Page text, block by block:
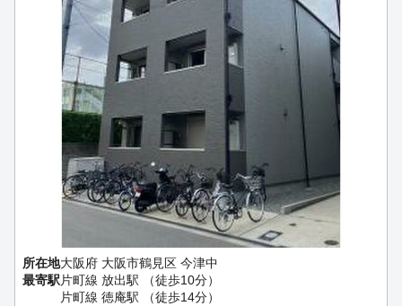
所在地大阪府 大阪市鶴見区 今津中
最寄駅片町線 放出駅 （徒歩10分）
片町線 徳庵駅 （徒歩14分）